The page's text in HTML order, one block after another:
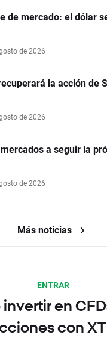
de mercado: el dólar
de 2026
la acción de
de 2026
a seguir la
de 2026
Más noticias
ENTRAR
en
con